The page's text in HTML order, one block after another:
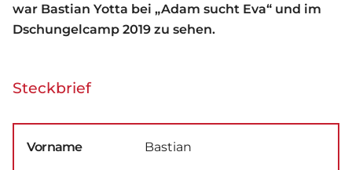
war Bastian Yotta bei „Adam sucht Eva“ und im
Dschungelcamp 2019 zu sehen.
Steckbrief
Vorname Bastian